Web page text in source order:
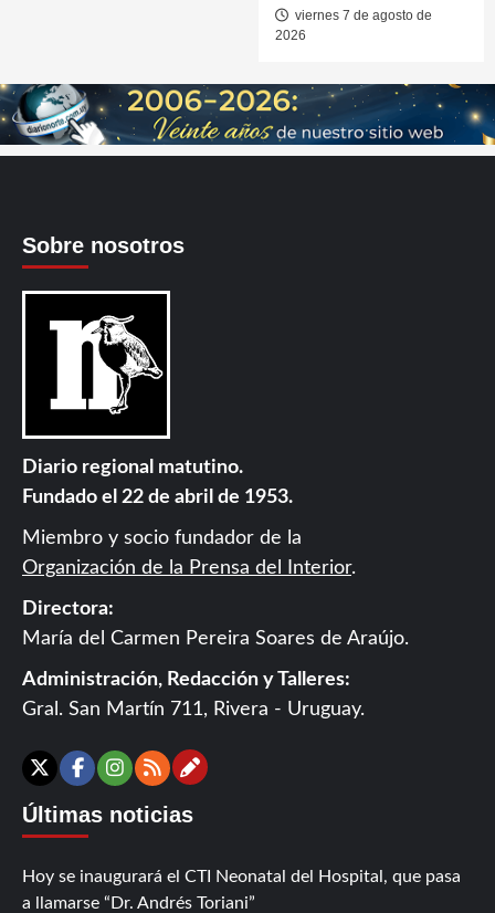
viernes 7 de agosto de
2026
Sobre nosotros
Diario regional matutino.
Fundado el 22 de abril de 1953.
Miembro y socio fundador de la
Organización de la Prensa del Interior.
Directora:
María del Carmen Pereira Soares de Araújo.
Administración, Redacción y Talleres:
Gral. San Martín 711, Rivera - Uruguay.
X Facebook
Instagram
RSSContáctanos
Últimas noticias
Hoy se inaugurará el CTI Neonatal del Hospital, que pasa
a llamarse “Dr. Andrés Toriani”